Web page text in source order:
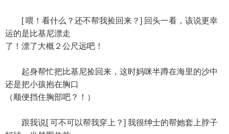
[ 喂！看什么？还不帮我捡回来？] 回头一看，该说更幸
运的是比基尼漂走
了！漂了大概２公尺远吧！
起身帮忙把比基尼捡回来，这时妈咪半蹲在海里的沙中
还是把小孩抱在胸口
（顺便挡住胸部吧？！）
跟我说[ 可不可以帮我穿上？] 我很绅士的帮她套上脖子